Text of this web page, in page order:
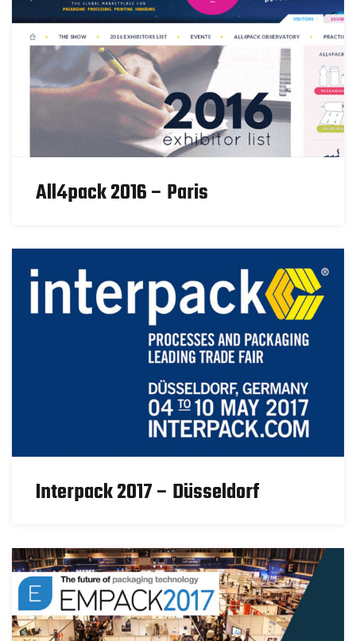
All4pack 2016 – Paris
Interpack 2017 – Düsseldorf